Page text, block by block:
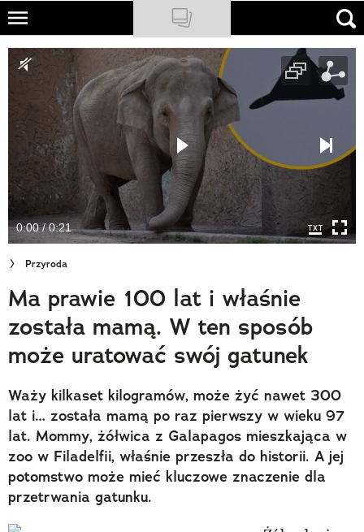
Skip
main
content
NATIONAL GEOGRAPHIC
TRAVELER
PODCASTY
Sklep
Newsletter
Cuda Polski
Wielki Konkurs Fotograficzny
Trendbook Podróżniczy
Polecane
0:00 / 0:21
Przyroda
Ma prawie 100 lat i właśnie
została mamą. W ten sposób
może uratować swój gatunek
Waży kilkaset kilogramów, może żyć nawet 300
lat i… została mamą po raz pierwszy w wieku 97
lat. Mommy, żółwica z Galapagos mieszkająca w
zoo w Filadelfii, właśnie przeszła do historii. A jej
potomstwo może mieć kluczowe znaczenie dla
przetrwania gatunku.